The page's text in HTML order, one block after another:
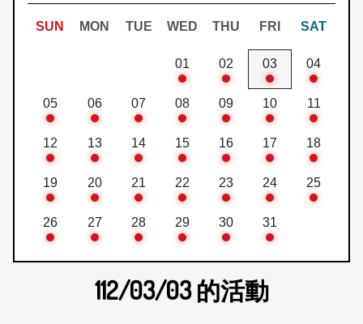
SUN MON TUE WED THU FRI SAT
01 02 03 04
05 06 07 08 09 10 11
12 13 14 15 16 17 18
19 20 21 22 23 24 25
26 27 28 29 30 31
112/03/03的活動